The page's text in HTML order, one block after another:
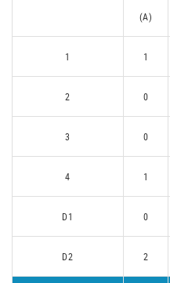
(A)
1 1
2 0
3 0
4 1
D1 0
D2 2